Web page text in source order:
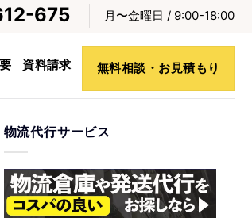
675 月〜金曜日 / 9:00-18:00
資料請求 無料相談・お見積もり
物流代行サービス